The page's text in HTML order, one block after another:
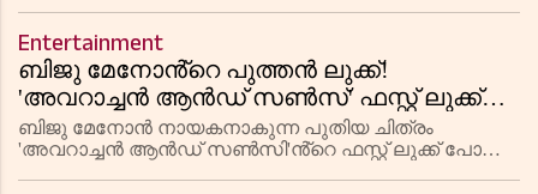
പ്രേക്ഷകർ തിയേറ്റർ വിട്ടുപോകരുതെന്നും ചിത്രത്ത
Entertainment
ബിജു മേനോൻ്റെ പുത്തൻ ലുക്ക്!
'അവറാച്ചൻ ആൻഡ് സൺസ്' ഫസ്റ്റ് ലുക്ക്
പോസ്റ്റർ പുറത്തിറങ്ങി
ബിജു മേനോൻ നായകനാകുന്ന പുതിയ ചിത്രം
'അവറാച്ചൻ ആൻഡ് സൺസി'ൻ്റെ ഫസ്റ്റ് ലുക്ക് പോസ്റ്റർ